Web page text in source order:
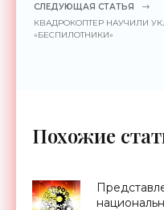
СЛЕДУЮЩАЯ СТАТЬЯ
КВАДРОКОПТЕР НАУЧИЛИ
«БЕСПИЛОТНИКИ»
Похожие